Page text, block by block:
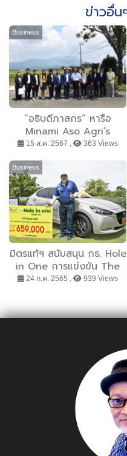
ข่าวอื่
Business
“อธิบดีภาสกร” หารือ
Minami Aso Agri’s
Future Public
Corporation สนับสนุน
เกษตรอุตสาหกรรมสำหรับ
สังคมผู้สูงอายุ และการท่อง
เที่ยว
15 ส.ค. 2567 , 363 Views
Business
มิตรแท้ฯ สนับสนุน กธ. Hole
in One การแข่งขัน The
Next Real Golf #4
24 ก.ค. 2565 , 939 Views